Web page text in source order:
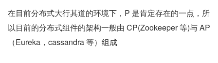
在目前分布式大行其道的环境下，P 是肯定存在的一点，所
以目前的分布式组件的架构一般由 CP(Zookeeper 等)与 AP
（Eureka，cassandra 等）组成